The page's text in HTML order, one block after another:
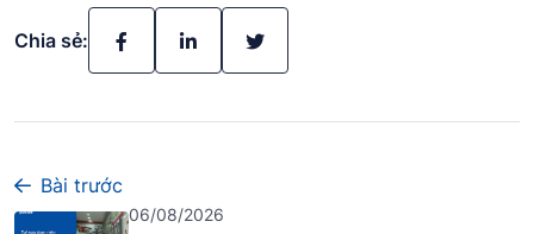
Chia sẻ:
Bài trước
06/08/2026